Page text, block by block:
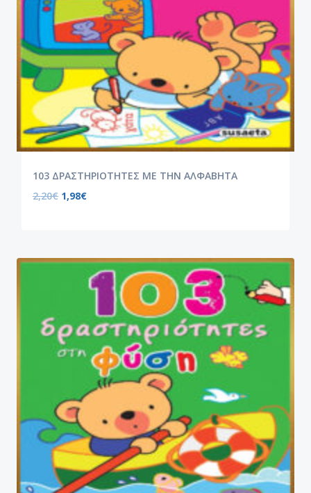
103 ΔΡΑΣΤΗΡΙΟΤΗΤΕΣ ΜΕ ΤΗΝ ΑΛΦΑΒΗΤΑ
2,20€ 1,98€